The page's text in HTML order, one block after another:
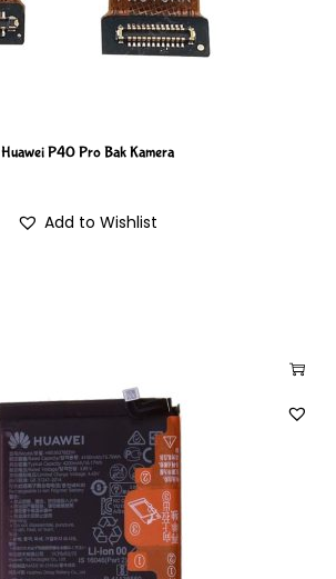
Huawei P40 Pro Bak Kamera
Add to Wishlist